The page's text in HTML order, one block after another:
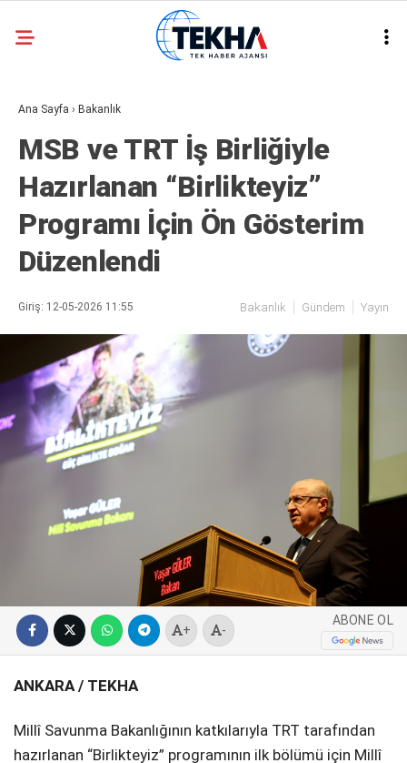
WhatsApp İhbar
Hattı
Facebook
Youtube
29.6
ASAYIŞ
GÜNDEM
GENEL
EKONOMI
SIYASET
DÜNYA
METEOROLOJI
SPOR
Ana Sayfa › Bakanlık
MSB ve TRT İş Birliğiyle
Hazırlanan “Birlikteyiz”
Programı İçin Ön Gösterim
Düzenlendi
Giriş: 12-05-2026 11:55 Bakanlık Gündem Yayın
+ -
ABONE OL
ANKARA / TEKHA
Millî Savunma Bakanlığının katkılarıyla TRT tarafından
hazırlanan “Birlikteyiz” programının ilk bölümü için Millî